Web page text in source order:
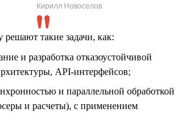
Кирилл Новоселов
такие задачи, как:
и разработка отказоустойчивой
API-интерфейсов;
и параллельной обработкой
и расчеты), с применением